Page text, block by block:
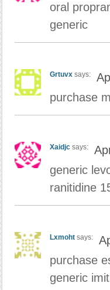
oral
generic
Grtuvx says:
purchase
Xaidjc says:
generic
ranitidine
Lxmoht says:
purchase
generic